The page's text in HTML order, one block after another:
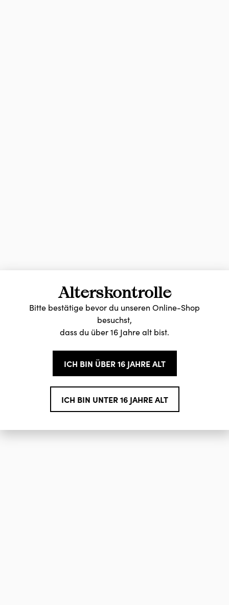
Alterskontrolle
Bitte bestätige bevor du unseren Online-Shop
besuchst,
dass du über 16 Jahre alt bist.
ICH BIN ÜBER 16 JAHRE ALT
ICH BIN UNTER 16 JAHRE ALT